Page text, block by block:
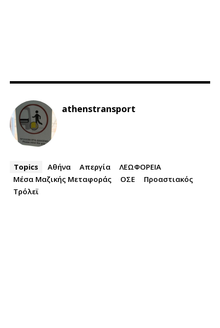
athenstransport
Topics Αθήνα Απεργία
ΛΕΩΦΟΡΕΙΑ
Μέσα Μαζικής Μεταφοράς
ΟΣΕ
Προαστιακός
Τρόλεϊ